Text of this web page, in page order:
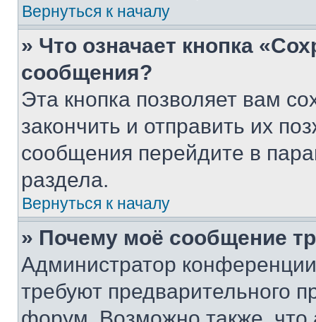
Вернуться к началу
» Что означает кнопка
сообщения?
Эта кнопка позволяет вам
закончить и отправить их
сообщения перейдите в
раздела.
Вернуться к началу
» Почему моё сообщение
Администратор
требуют предварительного